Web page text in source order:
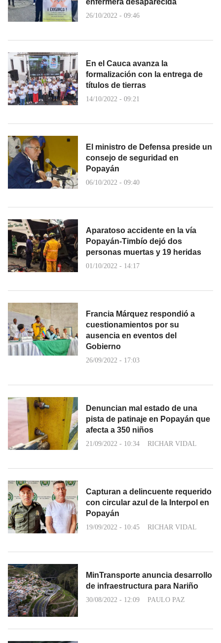
enfermera desaparecida
26/10/2022 - 09:46
En el Cauca avanza la
formalización con la entrega de
títulos de tierras
14/10/2022 - 09:21
El ministro de Defensa preside un
consejo de seguridad en
Popayán
06/10/2022 - 09:40
Aparatoso accidente en la vía
Popayán-Timbío dejó dos
personas muertas y 19 heridas
01/10/2022 - 14:17
Francia Márquez respondió a
cuestionamientos por su
ausencia en eventos del
Gobierno
26/09/2022 - 17:03
Denuncian mal estado de una
pista de patinaje en Popayán que
afecta a 350 niños
21/09/2022 - 10:34 RICHAR VIDAL
Capturan a delincuente requerido
con circular azul de la Interpol en
Popayán
19/09/2022 - 10:45 RICHAR VIDAL
MinTransporte anuncia desarrollo
de infraestructura para Nariño
30/08/2022 - 12:09 PAULO PAZ